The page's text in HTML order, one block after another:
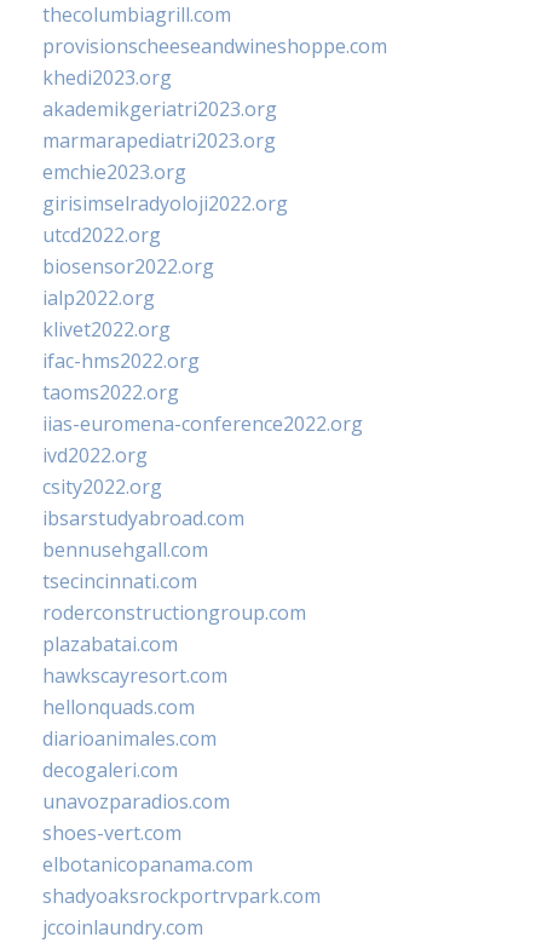
thecolumbiagrill.com
provisionscheeseandwineshoppe.com
khedi2023.org
akademikgeriatri2023.org
marmarapediatri2023.org
emchie2023.org
girisimselradyoloji2022.org
utcd2022.org
biosensor2022.org
ialp2022.org
klivet2022.org
ifac-hms2022.org
taoms2022.org
iias-euromena-conference2022.org
ivd2022.org
csity2022.org
ibsarstudyabroad.com
bennusehgall.com
tsecincinnati.com
roderconstructiongroup.com
plazabatai.com
hawkscayresort.com
hellonquads.com
diarioanimales.com
decogaleri.com
unavozparadios.com
shoes-vert.com
elbotanicopanama.com
shadyoaksrockportrvpark.com
jccoinlaundry.com